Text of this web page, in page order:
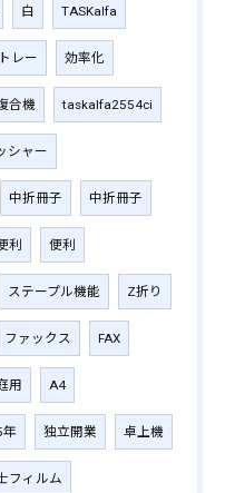
白 TASKalfa
レー 効率化
合機 taskalfa2554ci
シャー
中折冊子 中折冊子
利 便利
ステープル機能 Z折り
ファックス FAX
用 A4
年 独立開業 卓上機
フィルム